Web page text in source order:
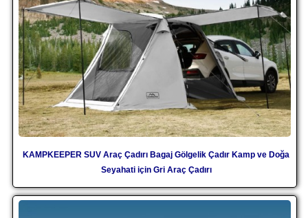
KAMPKEEPER SUV Araç Çadırı Bagaj Gölgelik Çadır Kamp ve Doğa
Seyahati için Gri Araç Çadırı